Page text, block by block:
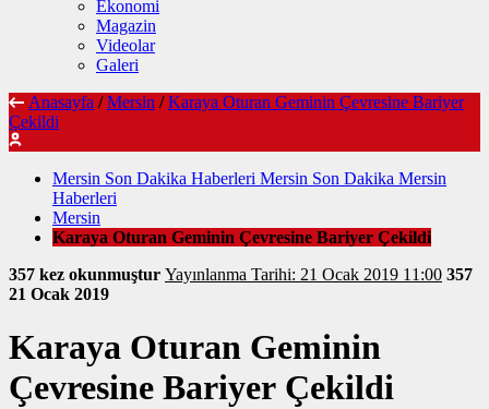
Ekonomi
Magazin
Videolar
Galeri
Anasayfa / Mersin / Karaya Oturan Geminin Çevresine Bariyer
Çekildi
Mersin Son Dakika Haberleri Mersin Son Dakika Mersin
Haberleri
Mersin
Karaya Oturan Geminin Çevresine Bariyer Çekildi
357 kez okunmuştur
Yayınlanma Tarihi: 21 Ocak 2019 11:00 357
21 Ocak 2019
Karaya Oturan Geminin
Çevresine Bariyer Çekildi